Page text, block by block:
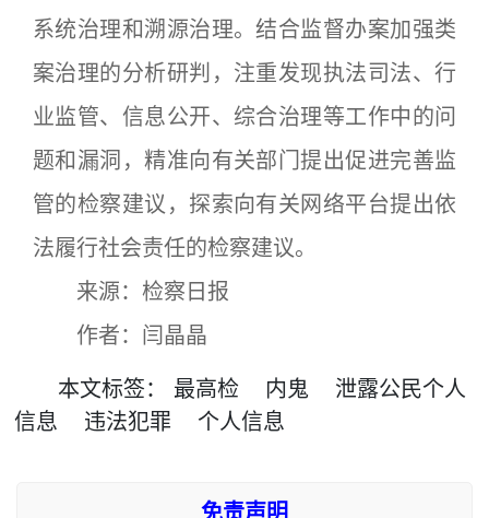
系统治理和溯源治理。结合监督办案加强类
案治理的分析研判，注重发现执法司法、行
业监管、信息公开、综合治理等工作中的问
题和漏洞，精准向有关部门提出促进完善监
管的检察建议，探索向有关网络平台提出依
法履行社会责任的检察建议。
来源：检察日报
作者：闫晶晶
本文标签： 最高检 内鬼
泄露公民个人
信息
违法犯罪 个人信息
免责声明